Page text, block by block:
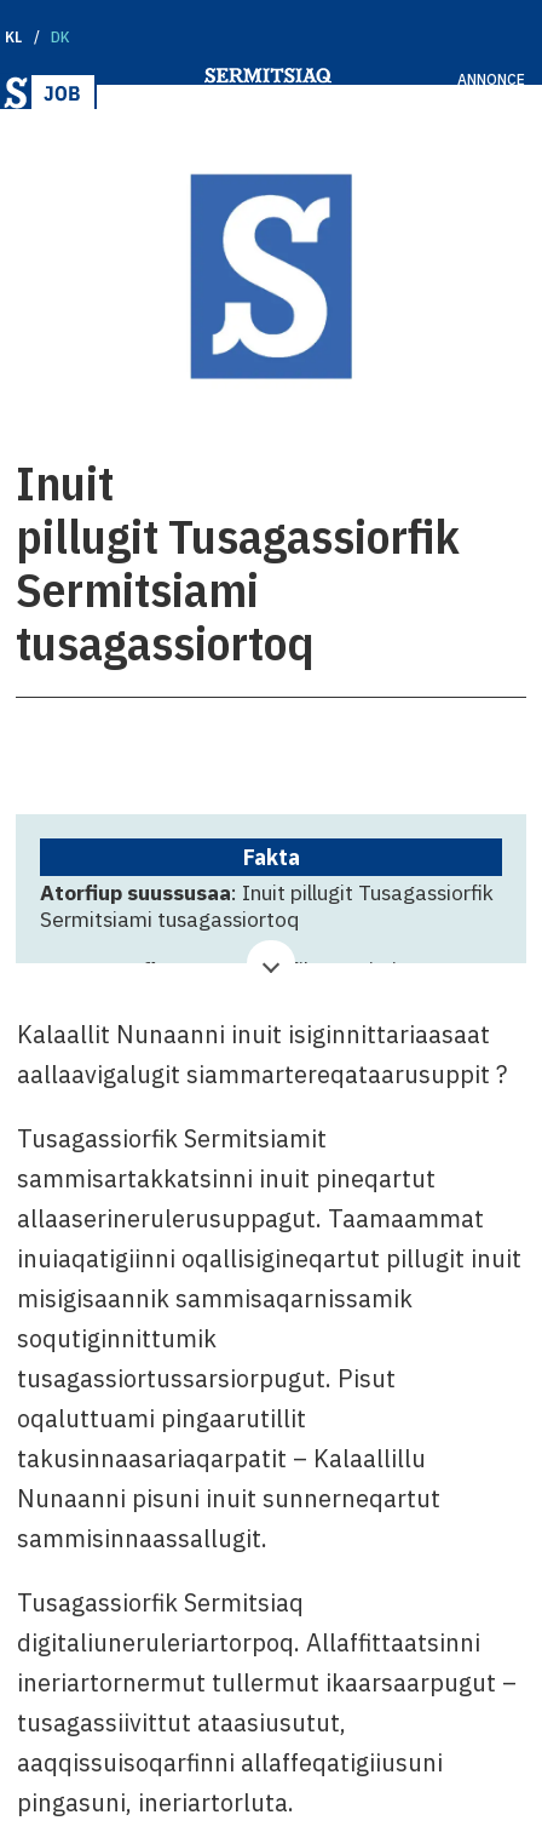
KL DK
ANNONCE
Inuit
pillugit Tusagassiorfik
Sermitsiami
tusagassiortoq
Fakta
Atorfiup suussusaa: Inuit pillugit Tusagassiorfik
Sermitsiami tusagassiortoq
Suliffeqarfik: Tusagassiorfik Sermitsiaq
Qinnuteqarfissamut killigititaq
: 19. novembar
Attavissaq:
📞: 38 39 52
✉️: jette@ag.gl
Kalaallit Nunaanni inuit isiginnittariaasaat
aallaavigalugit siammartereqataarusuppit ?
Tusagassiorfik Sermitsiamit
sammisartakkatsinni inuit pineqartut
allaaserinerulerusuppagut. Taamaammat
inuiaqatigiinni oqallisigineqartut pillugit inuit
misigisaannik sammisaqarnissamik
soqutiginnittumik
tusagassiortussarsiorpugut. Pisut
oqaluttuami pingaarutillit
takusinnaasariaqarpatit – Kalaallillu
Nunaanni pisuni inuit sunnerneqartut
sammisinnaassallugit.
Tusagassiorfik Sermitsiaq
digitaliuneruleriartorpoq. Allaffittaatsinni
ineriartornermut tullermut ikaarsaarpugut –
tusagassiivittut ataasiusutut,
aaqqissuisoqarfinni allaffeqatigiiusuni
pingasuni, ineriartorluta.